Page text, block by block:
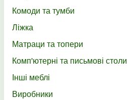
Комоди та тумби
Ліжка
Матраци та топери
Комп'ютерні та письмові столи
Інші меблі
Виробники